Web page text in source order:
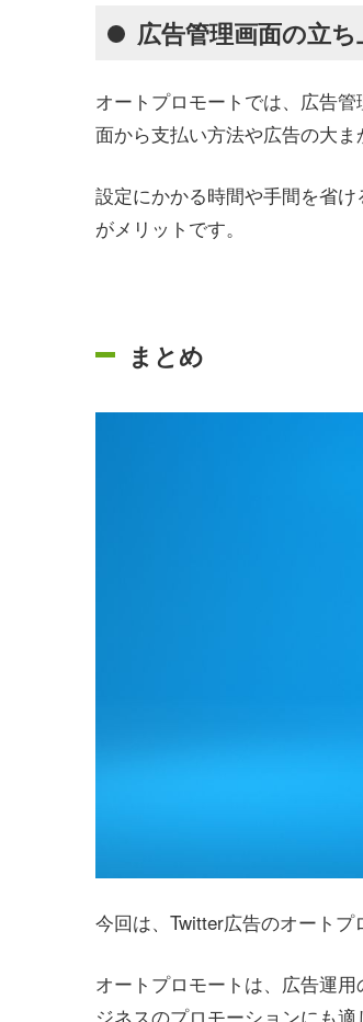
広告管理画面の立
オートプロモートでは、広告
面から支払い方法や広告の大
設定にかかる時間や手間を省
がメリットです。
まとめ
今回は、Twitter広告のオートプ
オートプロモートは、広告運
ジネスのプロモーションにも適